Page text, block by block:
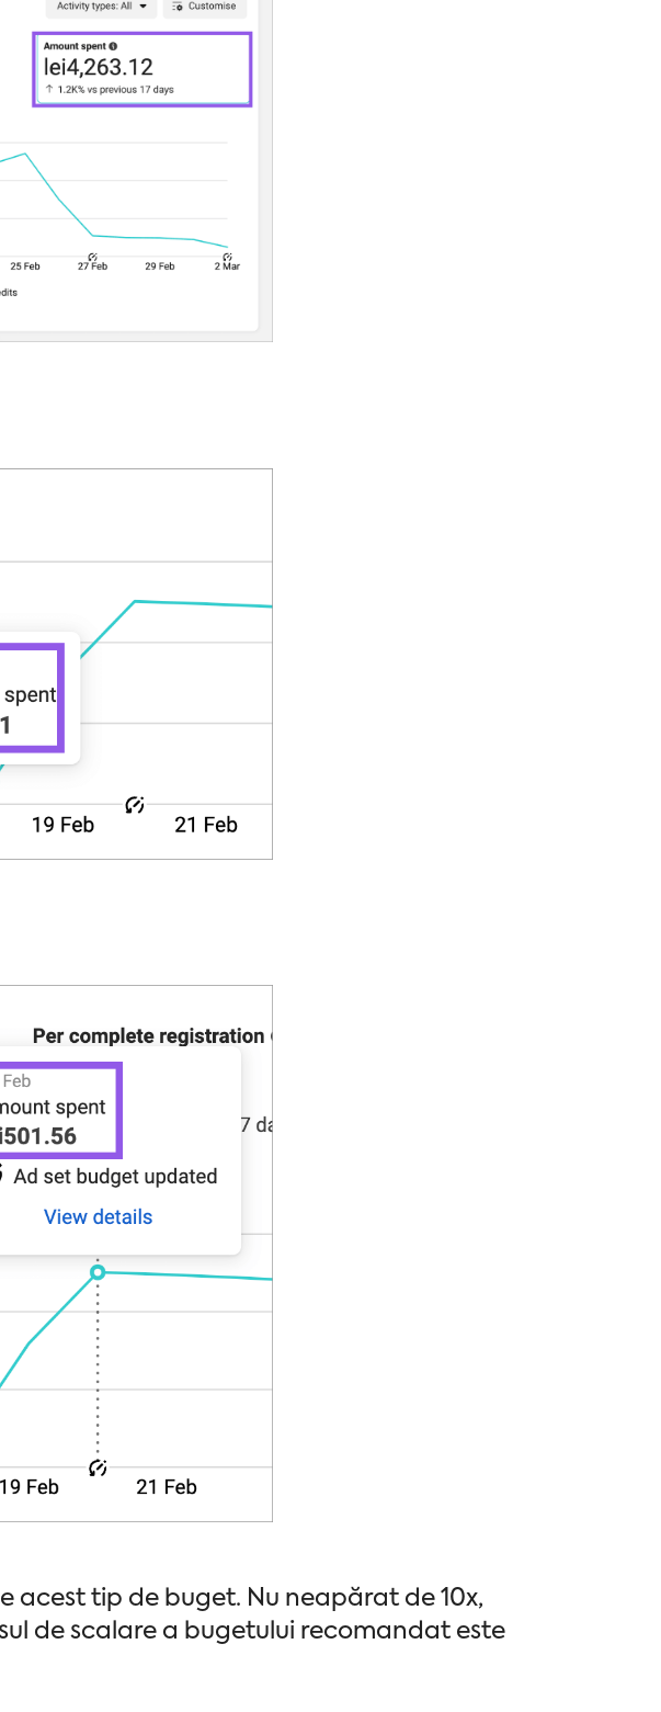
acest tip de buget. Nu neapărat de 10x,
de scalare a bugetului recomandat este